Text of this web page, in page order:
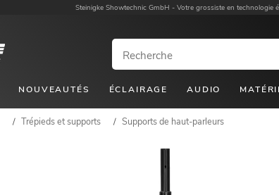
Steinigke Showtechnic GmbH - Votre grossiste en technologie
NOUVEAUTÉS ÉCLAIRAGE AUDIO
/ Trépieds et supports / Supports de haut-parleurs